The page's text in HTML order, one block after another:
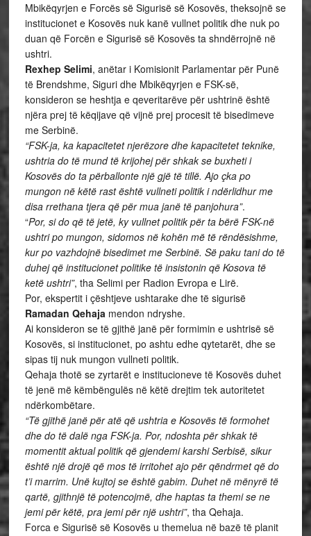
Mbikëqyrjen e Forcës së Sigurisë së Kosovës, theksojnë se
institucionet e Kosovës nuk kanë vullnet politik dhe nuk po
duan që Forcën e Sigurisë së Kosovës ta shndërrojnë në
ushtri.
Rexhep Selimi, anëtar i Komisionit Parlamentar për Punë
të Brendshme, Siguri dhe Mbikëqyrjen e FSK-së,
konsideron se heshtja e qeveritarëve për ushtrinë është
njëra prej të këqijave që vijnë prej procesit të bisedimeve
me Serbinë.
“FSK-ja, ka kapacitetet njerëzore dhe kapacitetet teknike,
ushtria do të mund të krijohej për shkak se buxheti i
Kosovës do ta përballonte një gjë të tillë. Ajo çka po
mungon në këtë rast është vullneti politik i ndërlidhur me
disa rrethana tjera që për mua janë të panjohura”.
“Por, si do që të jetë, ky vullnet politik për ta bërë FSK-në
ushtri po mungon, sidomos në kohën më të rëndësishme,
kur po vazhdojnë bisedimet me Serbinë. Së paku tani do të
duhej që institucionet politike të insistonin që Kosova të
ketë ushtri”, tha Selimi per Radion Evropa e Lirë.
Por, ekspertit i çështjeve ushtarake dhe të sigurisë
Ramadan Qehaja mendon ndryshe.
Ai konsideron se të gjithë janë për formimin e ushtrisë së
Kosovës, si institucionet, po ashtu edhe qytetarët, dhe se
sipas tij nuk mungon vullneti politik.
Qehaja thotë se zyrtarët e institucioneve të Kosovës duhet
të jenë më këmbëngulës në këtë drejtim tek autoritetet
ndërkombëtare.
“Të gjithë janë për atë që ushtria e Kosovës të formohet
dhe do të dalë nga FSK-ja. Por, ndoshta për shkak të
momentit aktual politik që gjendemi karshi Serbisë, sikur
është një drojë që mos të irritohet ajo për qëndrmet që do
t’i marrim. Unë kujtoj se është gabim. Duhet në mënyrë të
qartë, gjithnjë të potencojmë, dhe haptas ta themi se ne
jemi për këtë, pra jemi për një ushtri”, tha Qehaja.
Forca e Sigurisë së Kosovës u themelua në bazë të planit